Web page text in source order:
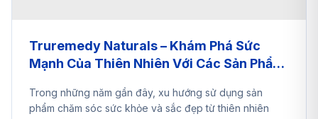
Truremedy Naturals – Khám Phá Sức
Mạnh Của Thiên Nhiên Với Các Sản Phẩm
Trong những năm gần đây, xu hướng sử dụng sản
phẩm chăm sóc sức khỏe và sắc đẹp từ thiên nhiên